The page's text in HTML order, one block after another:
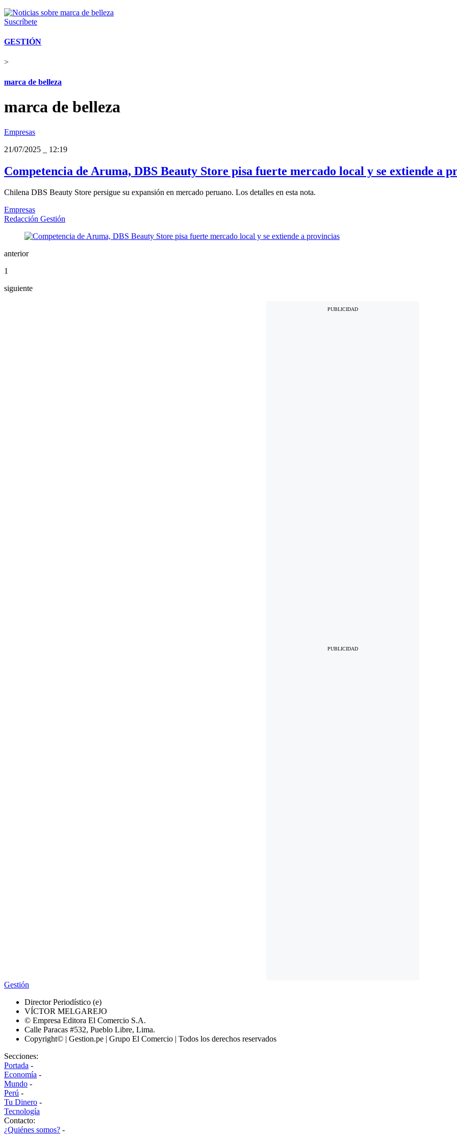
Suscríbete
GESTIÓN
>
marca de belleza
marca de belleza
Empresas
21/07/2025
12:19
Competencia de Aruma, DBS Beauty Store pisa fuerte mercado local y se extiende a
Chilena DBS Beauty Store persigue su expansión en mercado peruano. Los detalles en esta nota.
Empresas
Redacción Gestión
anterior
1
siguiente
Gestión
Director Periodístico (e)
VÍCTOR MELGAREJO
© Empresa Editora El Comercio S.A.
Calle Paracas #532, Pueblo Libre, Lima.
Copyright© | Gestion.pe | Grupo El Comercio | Todos los derechos reservados
Secciones:
Portada -
Economía -
Mundo -
Perú -
Tu Dinero -
Tecnología
Contacto:
¿Quiénes somos? -